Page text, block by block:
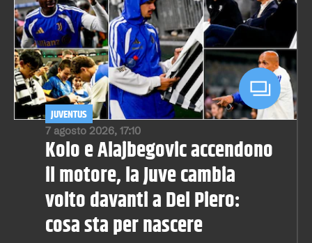
7 agosto 2026, 17:10
JUVENTUS
Kolo e Alajbegovic accendono
il motore, la Juve cambia
volto davanti a Del Piero:
cosa sta per nascere